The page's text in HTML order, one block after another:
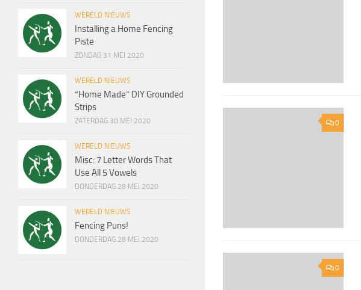
0
0
WERELD NIEUWS
Installing a Home Fencing
Piste
ZONDAG 31 MEI 2020
WERELD NIEUWS
“Home Made” DIY Grounded
Strips
ZATERDAG 30 MEI 2020
WERELD NIEUWS
Misc: 7 Letter Words That
Use All 5 Vowels
DONDERDAG 28 MEI 2020
WERELD NIEUWS
Fencing Puns!
DONDERDAG 28 MEI 2020